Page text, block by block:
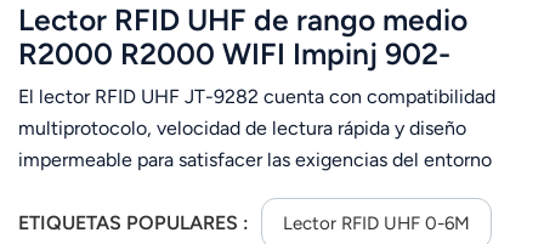
Lector RFID UHF de rango medio
R2000 R2000 WIFI Impinj 902-
928Mhz 0-6M
El lector RFID UHF JT-9282 cuenta con compatibilidad
multiprotocolo, velocidad de lectura rápida y diseño
impermeable para satisfacer las exigencias del entorno
ETIQUETAS POPULARES :
Lector RFID UHF 0-6M